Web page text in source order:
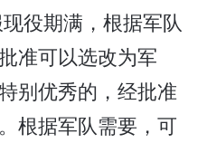
役期满，根据军队
准可以选改为军
别优秀的，经批准
根据军队需要，可